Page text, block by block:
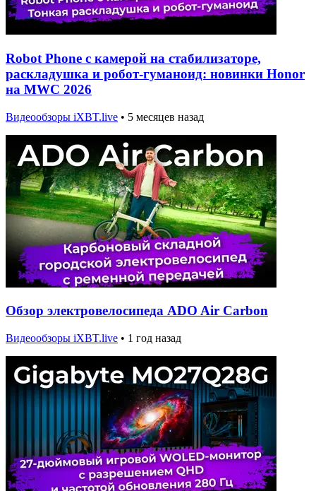
Robot Phone с камерой на стабилизаторе,
раскладушка и робот-гуманоид: новинки Honor
на MWC 2026
Видеообзоры iXBT.live • 5 месяцев назад
Обзор электровелосипеда ADO Air Carbon
Видеообзоры iXBT.live • 1 год назад